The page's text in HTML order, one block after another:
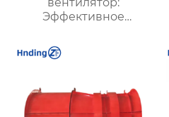
Эффективное
надежной вентиляции